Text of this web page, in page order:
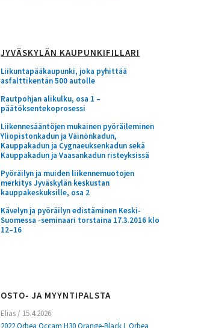
JYVÄSKYLÄN KAUPUNKIFILLARI
Liikuntapääkaupunki, joka pyhittää
asfalttikentän 500 autolle
Rautpohjan alikulku, osa 1 –
päätöksentekoprosessi
Liikennesääntöjen mukainen pyöräileminen
Yliopistonkadun ja Väinönkadun,
Kauppakadun ja Cygnaeuksenkadun sekä
Kauppakadun ja Vaasankadun risteyksissä
Pyöräilyn ja muiden liikennemuotojen
merkitys Jyväskylän keskustan
kauppakeskuksille, osa 2
Kävelyn ja pyöräilyn edistäminen Keski-
Suomessa -seminaari torstaina 17.3.2016 klo
12–16
OSTO- JA MYYNTIPALSTA
Elias / 15.4.2026
2022 Orbea Occam H30 Orange-Black L Orbea